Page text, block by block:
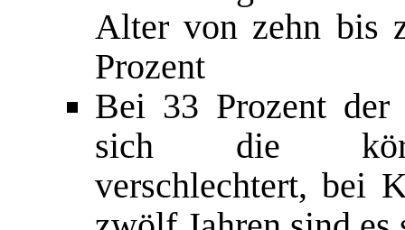
Alter von zehn bis
Prozent
Bei 33 Prozent der
sich die
verschlechtert, bei